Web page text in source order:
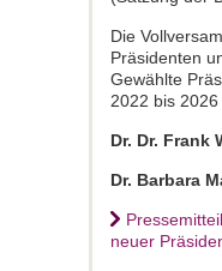
Die
Präsidenten
Gewählte
2022 bis 2026
Dr. Dr. Frank
Dr. Barbara
neuer